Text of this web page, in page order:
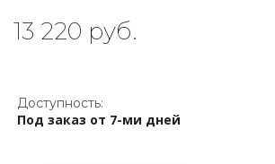
13 220 руб.
Доступность:
Под заказ от 7-ми дней